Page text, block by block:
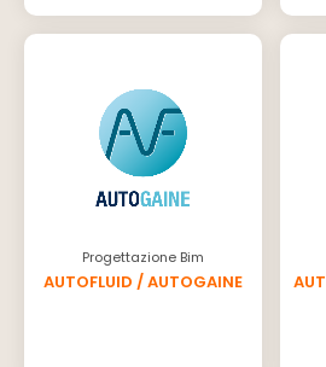
Progettazione Bim
AUTOFLUID / AUTOGAINE